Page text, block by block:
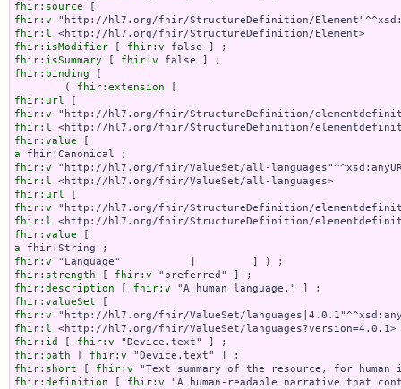
fhir:source
fhir:v
fhir:l
fhir:isModifier [ fhir:v
fhir:isSummary [ fhir:v
fhir:binding [
        (
fhir:extension
fhir:url
fhir:v
fhir:l
fhir:value
a
fhir:v
fhir:l
fhir:url
fhir:v
fhir:l
fhir:value
a
fhir:v
fhir:strength [ fhir:v
fhir:description [ fhir:v
fhir:valueSet
fhir:v
fhir:l
fhir:id
[ fhir:v
fhir:path [ fhir:v
fhir:short [ fhir:v
fhir:definition [ fhir:v